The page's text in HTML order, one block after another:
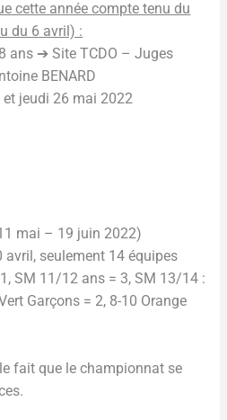
cette année compte tenu du
du 6 avril) :
ans ➔ Site TCDO – Juges
BENARD
et jeudi 26 mai 2022
mai – 19 juin 2022)
seulement 14 équipes
SM 11/12 ans = 3, SM 13/14 :
Garçons = 2, 8-10 Orange
fait que le championnat se